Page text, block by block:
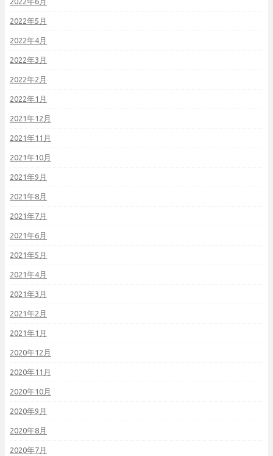
2022年5月
2022年4月
2022年3月
2022年2月
2022年1月
2021年12月
2021年11月
2021年10月
2021年9月
2021年8月
2021年7月
2021年6月
2021年5月
2021年4月
2021年3月
2021年2月
2021年1月
2020年12月
2020年11月
2020年10月
2020年9月
2020年8月
2020年7月